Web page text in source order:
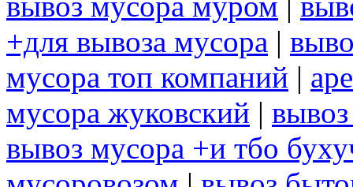
+для вывоза мусора |
мусора топ компаний |
мусора жуковский |
вывоз мусора +и тбо